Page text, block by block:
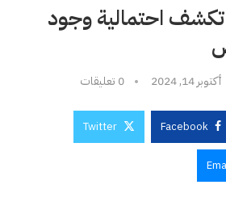
احتمالية وجود
أكتوبر 14, 2024 0 تعليقات
Facebook
Twitter